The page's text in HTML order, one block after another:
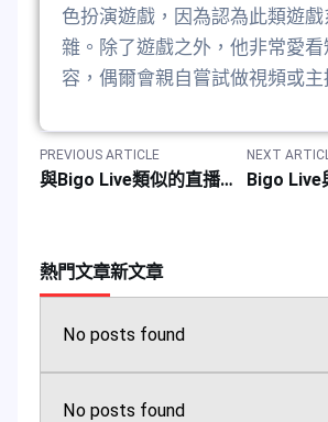
色扮演遊戲，因為認為此類遊
雜。除了遊戲之外，他非常愛看
容，偶爾會親自嘗試做視頻或主
PREVIOUS ARTICLE
與Bigo Live類似的直播應用程式比較指南
NEXT
熱門文章新文章
No posts found
No posts found